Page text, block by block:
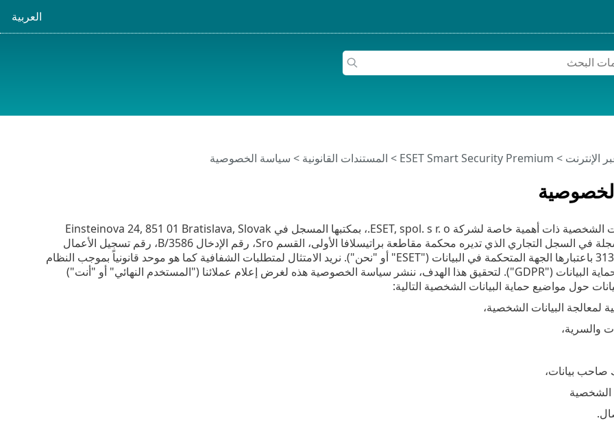
العربية
>
ESET Smart Security Premium
> المستندات القانونية > سياسة الخصوصية
تعد حماية البيانات الشخصية ذات أهمية خاصة لشركة ESET, spol. s r. o.، بمكتبها المسجل في Einsteinova 24, 851 01 Bratislava, Slovak
Republic، المسجلة في السجل التجاري الذي تديره محكمة مقاطعة براتيسلافا الأولى، القسم Sro، رقم الإدخال 3586/B، رقم تسجيل الأعمال
التجارية: 31333532 باعتبارها الجهة المتحكمة في البيانات ("ESET" أو "نحن"). نريد الامتثال لمتطلبات الشفافية كما هو موحد قانونياً بموجب النظام
الأوروبي العام لحماية البيانات ("GDPR"). لتحقيق هذا الهدف، ننشر سياسة الخصوصية هذه لغرض إعلام عملائنا ("المستخدم النهائي" أو "أنت")
حول مواضيع حماية البيانات الشخصية التالية:
لمعالجة البيانات الشخصية،
والسرية،
بيانات،
الشخصية